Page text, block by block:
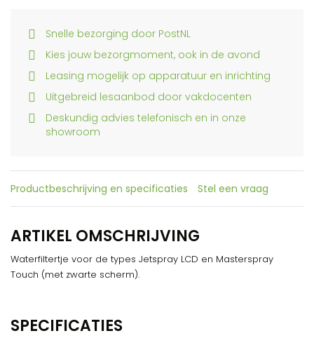
Snelle bezorging door PostNL
Kies jouw bezorgmoment, ook in de avond
Leasing mogelijk op apparatuur en inrichting
Uitgebreid lesaanbod door vakdocenten
Deskundig advies telefonisch en in onze
showroom
Productbeschrijving en specificaties Stel een vraag
ARTIKEL OMSCHRIJVING
Waterfiltertje voor de types Jetspray LCD en Masterspray
Touch (met zwarte scherm).
SPECIFICATIES